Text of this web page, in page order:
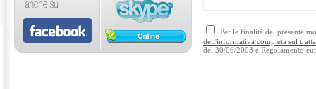
Per le finalità del presente
dell'informativa completa sul
del 30/06/2003 e Regolamento